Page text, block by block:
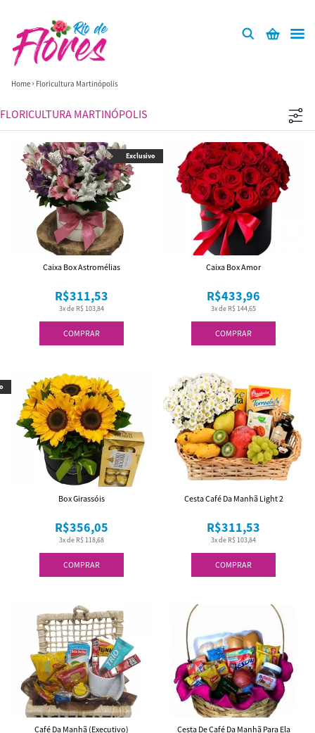
Home Floricultura Martinópolis
FLORICULTURA MARTINÓPOLIS
COMPRAR
3x de R$ 103,84
R$311,53
Caixa Box Astromélias
Exclusivo
COMPRAR
3x de R$ 144,65
R$433,96
Caixa Box Amor
COMPRAR
3x de R$ 118,68
R$356,05
Box Girassóis
COMPRAR
3x de R$ 103,84
R$311,53
Cesta Café Da Manhã Light 2
Café Da Manhã (Executivo) Cesta De Café Da Manhã Para Ela